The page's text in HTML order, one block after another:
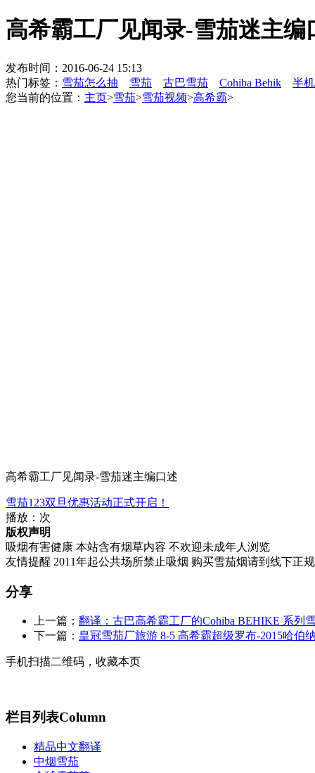
高希霸工厂见闻录-雪茄迷主编
发布时间：2016-06-24 15:13
热门标签： 雪茄怎么抽 雪茄 古巴雪茄 Cohiba Behik
半
您当前的位置： 主页>雪茄>雪茄视频>高希霸>
高希霸工厂见闻录-雪茄迷主编口述
雪茄123双旦优惠活动正式开启！
播放： 次
版权声明
吸烟有害健康 本站含有烟草内容 不欢迎未成年人浏览
友情提醒 2011年起公共场所禁止吸烟 购买雪茄烟请到线下正
分享
上一篇： 翻译：古巴高希霸工厂的Cohiba BEHIKE 系列
下一篇： 皇冠雪茄厂旅游 8-5 高希霸超级罗布-2015哈伯
手机扫描二维码，收藏本页
栏目列表Column
精品中文翻译
中烟雪茄